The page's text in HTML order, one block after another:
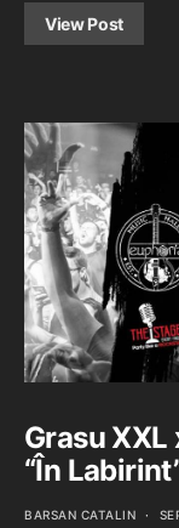
View Post
Grasu XXL
“În
BARSAN CATALIN